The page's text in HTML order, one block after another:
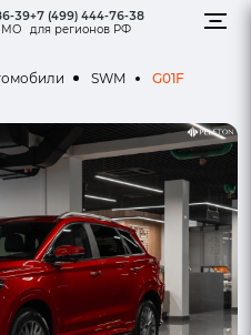
39
МО
+7 (499) 444-76-38
для регионов РФ
SWM G01F